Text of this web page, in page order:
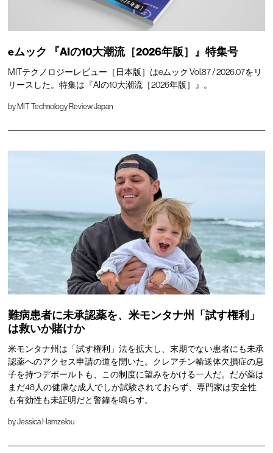
eムック 『AIの10大潮流［2026年版］』特集号
MITテクノロジーレビュー［日本版］はeムック Vol.87 / 2026.07をリ
リースした。特集は『AIの10大潮流［2026年版］』。
byMIT Technology Review Japan
難病患者に未承認薬を、米モンタナ州「試す権利」
は救いか賭けか
米モンタナ州は「試す権利」法を拡大し、末期でない患者にも未承
認薬へのアクセス申請の道を開いた。クレアチン輸送体欠損症の息
子を持つデボールトも、この制度に望みをかける一人だ。だが薬は
まだ48人の健康な成人でしか試験されておらず、専門家は安全性
も有効性も未証明だと警鐘を鳴らす。
byJessica Hamzelou